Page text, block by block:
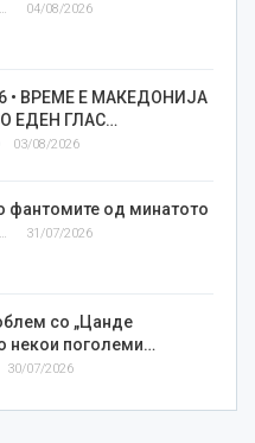
Златко Теодосиевски 04/08/2026
• ВРЕМЕ Е МАКЕДОНИЈА
ЕДЕН ГЛАС…
03/08/2026
фантомите од минатото
Златко Теодосиевски 31/07/2026
со „Цанде
некои поголеми…
30/07/2026